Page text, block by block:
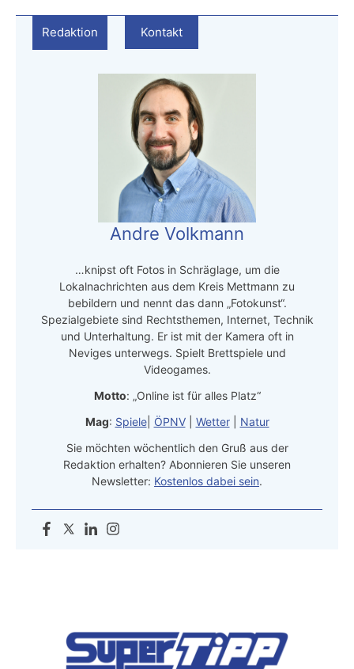
Redaktion Kontakt
Andre Volkmann
…knipst oft Fotos in Schräglage, um die
Lokalnachrichten aus dem Kreis Mettmann zu
bebildern und nennt das dann „Fotokunst“.
Spezialgebiete sind Rechtsthemen, Internet, Technik
und Unterhaltung. Er ist mit der Kamera oft in
Neviges unterwegs. Spielt Brettspiele und
Videogames.
Motto: „Online ist für alles Platz“
Mag: Spiele| ÖPNV| Wetter| Natur
Sie möchten wöchentlich den Gruß aus der
Redaktion erhalten? Abonnieren Sie unseren
Newsletter: Kostenlos dabei sein.